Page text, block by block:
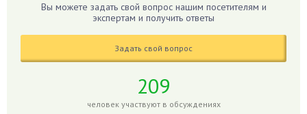
Гладиолусы
Вы можете задать свой вопрос нашим посетителям и
экспертам и получить ответы
Задать свой вопрос
209
человек участвуют в обсуждениях